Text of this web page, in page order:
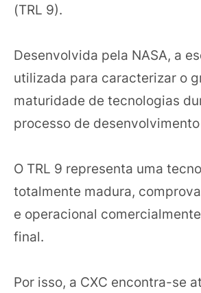
(TRL 9).
Desenvolvida pela NASA, a
utilizada para caracterizar o
maturidade de tecnologias
processo de
O TRL 9 representa uma
totalmente madura,
e operacional
final.
Por isso, a CXC encontra-se